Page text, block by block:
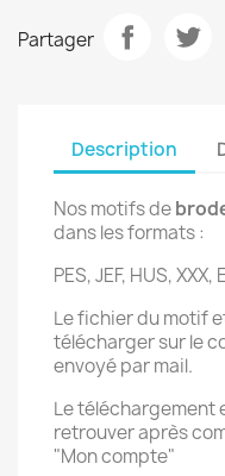
Partager
Description
Nos motifs de
dans les formats :
PES, JEF, HUS, XXX,
Le fichier du motif
télécharger sur le
envoyé par mail.
Le téléchargement
retrouver après
"Mon compte"